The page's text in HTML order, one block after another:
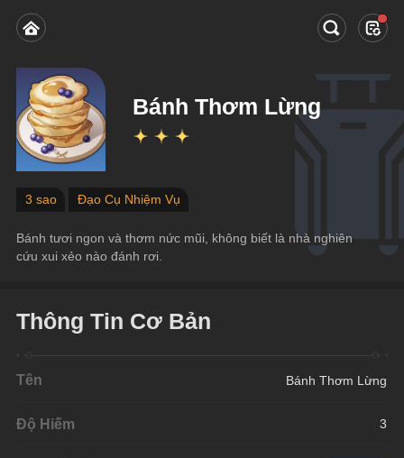
Bánh Thơm Lừng
3 sao Đạo Cụ Nhiệm Vụ
Bánh tươi ngon và thơm nức mũi, không biết là nhà nghiên
cứu xui xẻo nào đánh rơi.
Thông Tin Cơ Bản
Tên Bánh Thơm Lừng
Độ Hiếm 3